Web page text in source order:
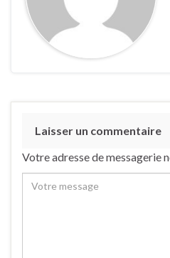
Laisser un commentaire
Votre adresse de messagerie